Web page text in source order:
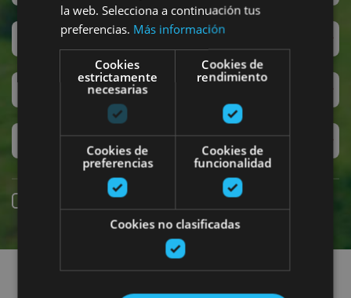
Accesibilidad
Turismo regenerativo
Experiencias exclusivas
Online erreserba
Planak aurkitu
la web. Selecciona a continuación tus
preferencias. Más información
Cookies
estrictamente
necesarias
Cookies de
rendimiento
Cookies de
preferencias
Cookies de
funcionalidad
Cookies no clasificadas